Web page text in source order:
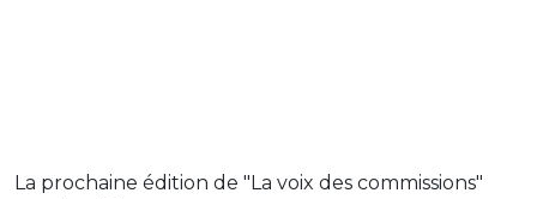
La prochaine édition de "La voix des commissions"